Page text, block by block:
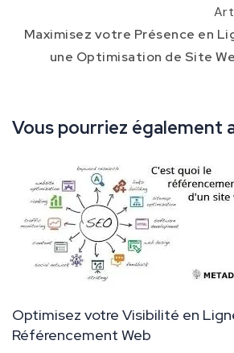
Maximisez votre Présence en
une Optimisation de Site
Vous pourriez également
Optimisez votre Visibilité en
Référencement Web